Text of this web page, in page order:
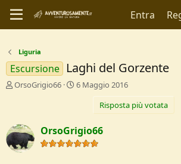
Entra
Liguria
Escursione Laghi del Gorzente
C
t
o
r
OrsoGrigio66
D
d
i
I
6 Maggio 2016
Risposta più votata
OrsoGrigio66